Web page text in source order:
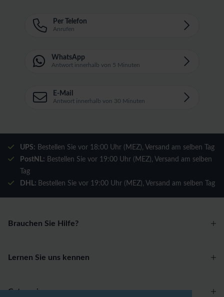
Per Telefon
Anrufen
WhatsApp
Antwort innerhalb von 5 Minuten
E-Mail
Antwort innerhalb von 30 Minuten
UPS: Bestellen Sie vor 18:00 Uhr (MEZ), Versand am selben Tag
PostNL: Bestellen Sie vor 19:00 Uhr (MEZ), Versand am selben
Tag
DHL: Bestellen Sie vor 19:00 Uhr (MEZ), Versand am selben Tag
Brauchen Sie Hilfe?
Lernen Sie uns kennen
Categories